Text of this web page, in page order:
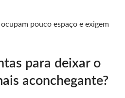
ocupam pouco espaço e exigem
para deixar o
aconchegante?